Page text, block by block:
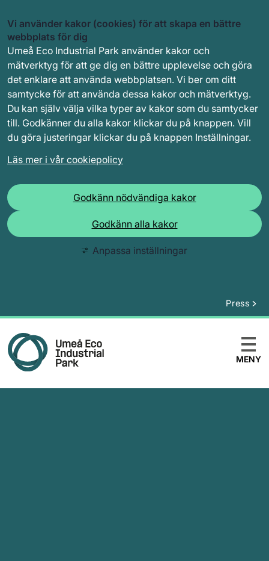
Vi använder kakor (cookies) för att skapa en bättre
webbplats för dig
Umeå Eco Industrial Park använder kakor och
mätverktyg för att ge dig en bättre upplevelse och göra
det enklare att använda webbplatsen. Vi ber om ditt
samtycke för att använda dessa kakor och mätverktyg.
Du kan själv välja vilka typer av kakor som du samtycker
till. Godkänner du alla kakor klickar du på knappen. Vill
du göra justeringar klickar du på knappen Inställningar.
Läs mer i vår cookiepolicy
Godkänn nödvändiga kakor
Godkänn alla kakor
Anpassa inställningar
Press
MENY